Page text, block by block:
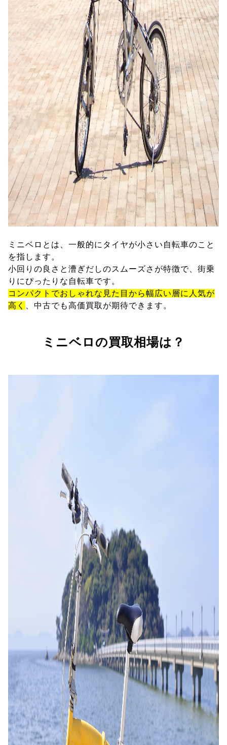
ミニベロとは、一般的にタイヤが小さい自転車のこと
を指します。
小回りの良さと漕ぎだしのスムーズさが特徴で、街乗
りにぴったりな自転車です。
コンパクトでおしゃれな見た目から幅広い層に人気が
高く
、中古でも高価買取が期待できます。
ミニベロの買取相場は？